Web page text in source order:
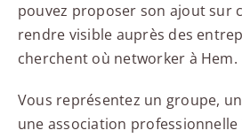
pouvez proposer son ajout sur
rendre visible auprès des
cherchent où networker à Hem.
Vous représentez un groupe,
une association professionnelle